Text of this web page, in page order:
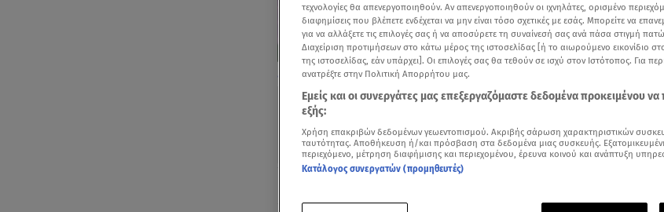
Η Σιέννα γιόρτασε τα 5α γενέθλιά της με ένα ονειρεμένο πάρτι
Δείτε περισσότερα άρθρα μας στα αποτελέσματα
Add star.gr on Google
τεχνολογίες θα απενεργοποιηθούν. Αν απενεργοποιηθούν οι ιχνηλάτες, ορισμένο
διαφημίσεις που βλέπετε ενδέχεται να μην είναι τόσο σχετικές με εσάς. Μπορείτε να
για να αλλάξετε τις επιλογές σας ή να αποσύρετε τη συναίνεσή σας ανά πάσα στιγμή
Διαχείριση προτιμήσεων στο κάτω μέρος της ιστοσελίδας [ή το αιωρούμενο εικονίδιο
της ιστοσελίδας, εάν υπάρχει]. Οι επιλογές σας θα τεθούν σε ισχύ στον Ιστότοπος. Για
ανατρέξτε στην Πολιτική Απορρήτου μας.
Εμείς και οι συνεργάτες μας επεξεργαζόμαστε δεδομένα προκειμένου
εξής:
Χρήση επακριβών δεδομένων γεωεντοπισμού. Ακριβής σάρωση χαρακτηριστικών
ταυτότητας. Αποθήκευση ή/και πρόσβαση στα δεδομένα μιας συσκευής.
περιεχόμενο, μέτρηση διαφήμισης και περιεχομένου, έρευνα κοινού και ανάπτυξη
Κατάλογος συνεργατών (προμηθευτές)